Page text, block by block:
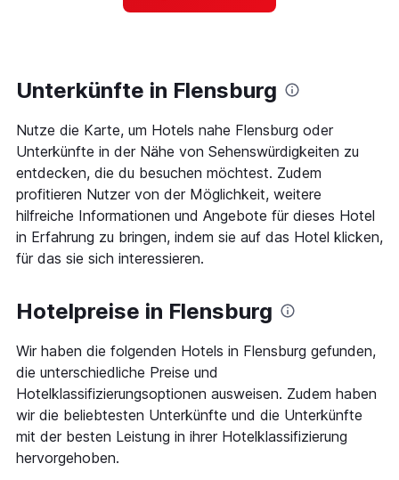
die
durchschnittlichen
Zimmerpreis
an
diesem
Wochenende
anzeigt,
der
in
den
Tagen
gefunden
wurde.
näher
das
rückt.
Das
Diagramm
hat
1
X-
Achse,
die
die
der
Tage
dem
Aufenthalt
anzeigt
Das
Diagramm
hat
1
Unterkünfte in Flensburg
Nutze die Karte, um Hotels nahe Flensburg oder
Unterkünfte in der Nähe von Sehenswürdigkeiten zu
entdecken, die du besuchen möchtest. Zudem
profitieren Nutzer von der Möglichkeit, weitere
hilfreiche Informationen und Angebote für dieses Hotel
in Erfahrung zu bringen, indem sie auf das Hotel klicken,
für das sie sich interessieren.
Hotelpreise in Flensburg
Wir haben die folgenden Hotels in Flensburg gefunden,
die unterschiedliche Preise und
Hotelklassifizierungsoptionen ausweisen. Zudem haben
wir die beliebtesten Unterkünfte und die Unterkünfte
mit der besten Leistung in ihrer Hotelklassifizierung
hervorgehoben.